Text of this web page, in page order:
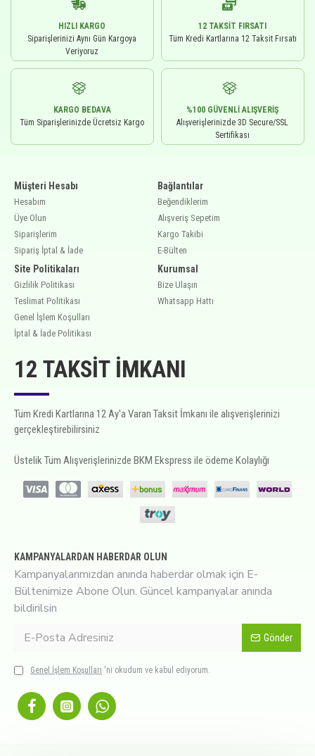
HIZLI KARGO
Siparişlerinizi Aynı Gün Kargoya
Veriyoruz
12 TAKSIT FIRSATI
Tüm Kredi Kartlarına 12 Taksit Fırsatı
KARGO BEDAVA
Tüm Siparişlerinizde Ücretsiz Kargo
%100 GÜVENLI ALIŞVERIŞ
Alışverişlerinizde 3D Secure/SSL
Sertifikası
Müşteri Hesabı
Hesabım
Üye Olun
Siparişlerim
Sipariş İptal & İade
Site Politikaları
Gizlilik Politikası
Teslimat Politikası
Genel İşlem Koşulları
İptal & İade Politikası
Bağlantılar
Beğendiklerim
Alışveriş Sepetim
Kargo Takibi
E-Bülten
Kurumsal
Bize Ulaşın
Whatsapp Hattı
12 TAKSIT İMKANI
Tüm Kredi Kartlarına 12 Ay'a Varan Taksit İmkanı ile alışverişlerinizi
gerçekleştirebilirsiniz
Üstelik Tüm Alışverişlerinizde BKM Ekspress ile ödeme Kolaylığı
KAMPANYALARDAN HABERDAR OLUN
Kampanyalarımızdan anında haberdar olmak için E-
Bültenimize Abone Olun. Güncel kampanyalar anında
bildirilsin
Gönder
Genel İşlem Koşulları 'ni okudum ve kabul ediyorum.